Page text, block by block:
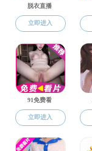
优秀人才
教授